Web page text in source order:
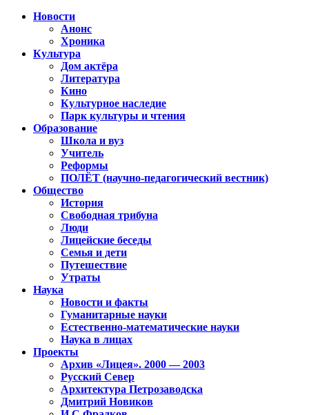
Новости
Анонс
Хроника
Культура
Дом актёра
Литература
Кино
Культурное наследие
Парк культуры и чтения
Образование
Школа и вуз
Учитель
Реформы
ПОЛЁТ (научно-педагогический вестник)
Общество
История
Свободная трибуна
Люди
Лицейские беседы
Семья и дети
Путешествие
Утраты
Наука
Новости и факты
Гуманитарные науки
Естественно-математические науки
Наука в лицах
Проекты
Архив «Лицея». 2000 — 2003
Русский Север
Архитектура Петрозаводска
Дмитрий Новиков